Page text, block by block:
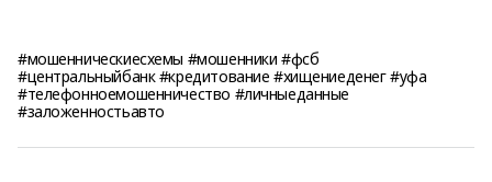
#мошенническиесхемы #мошенники #фсб
#центральныйбанк #кредитование #хищениеденег #уфа
#телефонноемошенничество #личныеданные
#заложенностьавто